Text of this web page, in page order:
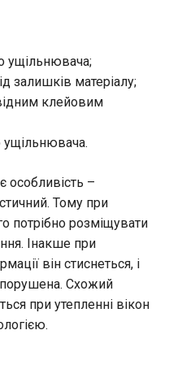
ущільнювача;
залишків матеріалу;
клейовим
ущільнювача.
особливість –
Тому при
потрібно розміщувати
Інакше при
він стиснеться, і
порушена. Схожий
при утепленні вікон